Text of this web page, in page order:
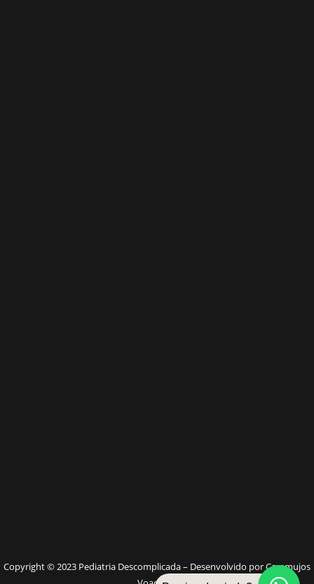
Copyright © 2023 Pediatria Descomplicada – Desenvolvido por Caramujos
W